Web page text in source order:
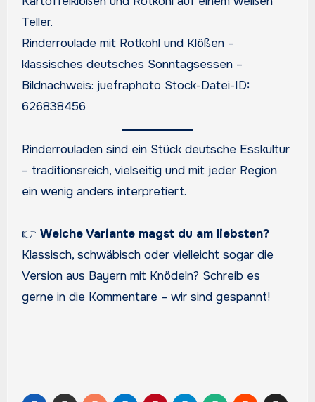
Rinderroulade mit Rotkohl und Klößen –
klassisches deutsches Sonntagsessen –
Bildnachweis: juefraphoto Stock-Datei-ID:
626838456
Rinderrouladen sind ein Stück deutsche Esskultur
– traditionsreich, vielseitig und mit jeder Region
ein wenig anders interpretiert.
👉 Welche Variante magst du am liebsten?
Klassisch, schwäbisch oder vielleicht sogar die
Version aus Bayern mit Knödeln? Schreib es
gerne in die Kommentare – wir sind gespannt!